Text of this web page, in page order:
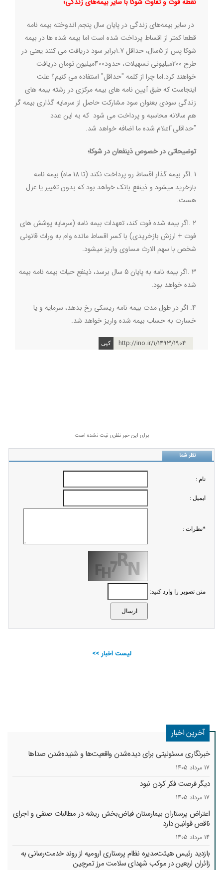
در سایر بیمه‌های زندگی در پایان سال پنجم اندوخته‌ بیمه نامه
قطعا کمتر از اقساط پرداخت شده است اما بیمه شده ها در بیمه
شوکا پس از ۵سال، حداقل ۱.۷برابر سود دریافت می کنند یعنی در
طرح ۲۰۰میلیونی تسهیلات، حدود40۰میلیون تومان دریافت
خواهند کرد.اما چرا از کلمه "حداقل" استفاده می کنیم؟ علت
اینجاست که طبق آیین نامه های بیمه مرکزی در رشته بیمه های
زندگی سودی بعنوان سود مشارکت حاصل از سرمایه گذاری بیمه گر
هم سالانه محاسبه و پرداخت می شود که به این عدد
"حداقلی"اعلام شده ما اضافه خواهد شد.
توضیحاتی در خصوص ذینفعان در شوکا؛
1
.
اگر بیمه گذار اقساط رو پرداخت نکند (تا 18 ماه) بیمه نامه
بازخرید میشود و ذینفع بانک خواهد بود که بدون تغییر یا عزل
هست.
2
.اگر بیمه شده فوت کند، تعهدات بیمه نامه (سرمایه پوشش های
فوت + ارزش بازخریدی) با کسر اقساط مانده وام به وراث قانونی
شخص با سهم الارث مساوی واریز میشود.
3
.
اگر بیمه نامه به پایان 5 سال برسد، ذینفع حیات بیمه نامه بیمه
شده خواهد بود.
4. اگر در طول مدت بیمه نامه ریسکی رخ بدهد، سرمایه و یا
خسارت به حساب بیمه شده واریز خواهد شد.
http://ino.ir/1/1493/1904
برای این خبر نظری ثبت نشده است
نظر شما
نام :
ايميل :
*نظرات :
متن تصویر را وارد کنید:
لیست اخبار >>
آخرین اخبار
خبرنگاری مسئولیتی برای دیده‌شدن واقعیت‌ها و شنیده‌شدن صداها
17 مرداد 1405
دیگر فرصت فکر کردن نبود
17 مرداد 1405
اعتراض پرستاران بیمارستان فیاض‌بخش ریشه در مطالبات صنفی و اجرای
ناقص قوانین دارد
14 مرداد 1405
بازدید رئیس هیئت‌مدیره نظام پرستاری ارومیه از روند خدمت‌رسانی به
زائران اربعین در موکب شهدای سلامت مرز تمرچین